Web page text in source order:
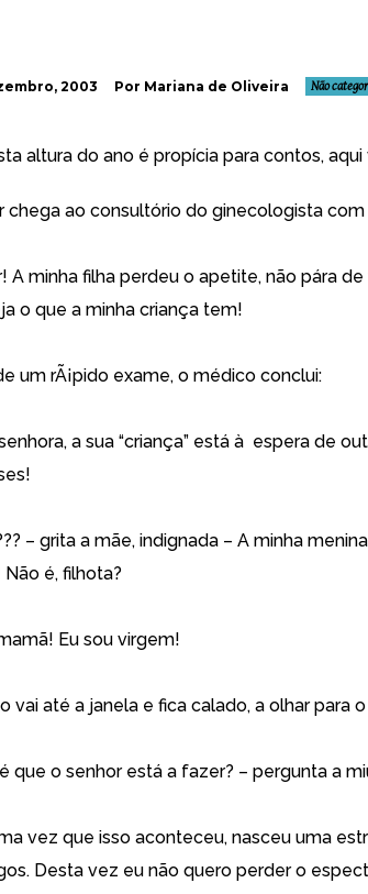
2003 Por Mariana de Oliveira Não
altura do ano é propí­cia para contos,
chega ao consultório do ginecologista com
A minha filha perdeu o apetite, não pára
o que a minha criança tem!
um rÃ¡pido exame, o médico conclui:
a sua “criança” está à espera de
– grita a mãe, indignada – A minha
é, filhota?
Eu sou virgem!
vai até a janela e fica calado, a olhar para
que o senhor está a fazer? – pergunta a
vez que isso aconteceu, nasceu uma
Desta vez eu não quero perder o